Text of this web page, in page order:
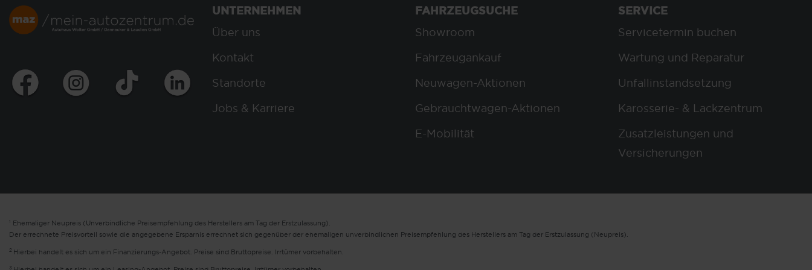
UNTERNEHMEN
Über uns
Kontakt
Standorte
Jobs & Karriere
FAHRZEUGSUCHE
Showroom
Fahrzeugankauf
Neuwagen-Aktionen
Gebrauchtwagen-Aktionen
E-Mobilität
SERVICE
Servicetermin buchen
Wartung und Reparatur
Unfallinstandsetzung
Karosserie- & Lackzentrum
Zusatzleistungen und
Versicherungen
1 Ehemaliger Neupreis (Unverbindliche Preisempfehlung des Herstellers am Tag der Erstzulassung).
Der errechnete Preisvorteil sowie die angegebene Ersparnis errechnet sich gegenüber der ehemaligen unverbindlichen Preisempfehlung des Herstellers am Tag der Erstzulassung (Neupreis).
2 Hierbei handelt es sich um ein Finanzierungs-Angebot. Preise sind Bruttopreise. Irrtümer vorbehalten.
3